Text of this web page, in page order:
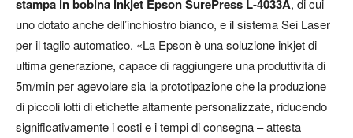
stampa in bobina inkjet Epson SurePress L-4033A, di cui
uno dotato anche dell’inchiostro bianco, e il sistema Sei Laser
per il taglio automatico. «La Epson è una soluzione inkjet di
ultima generazione, capace di raggiungere una produttività di
5m/min per agevolare sia la prototipazione che la produzione
di piccoli lotti di etichette altamente personalizzate, riducendo
significativamente i costi e i tempi di consegna – attesta